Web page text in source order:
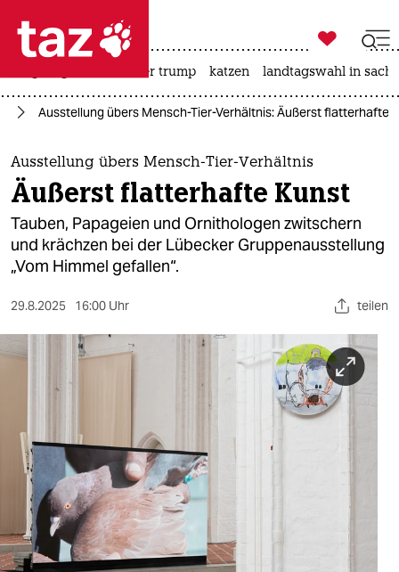
 taz zahl ich
taz zahl ich
themen
politik
öko
gesellschaft
sport
nord
wahrheit
verlag
verlag

taz zahl ich
usa unter trump katzen landtagswahl in
Ausstellung übers Mensch-Tier-Verhältnis: Äußerst flatterhafte
Ausstellung übers Mensch-Tier-Verhältnis
Äußerst flatterhafte Kunst
Tauben, Papageien und Ornithologen zwitschern
und krächzen bei der Lübecker Gruppenausstellung
„Vom Himmel gefallen“.
29.8.2025 16:00 Uhr teilen